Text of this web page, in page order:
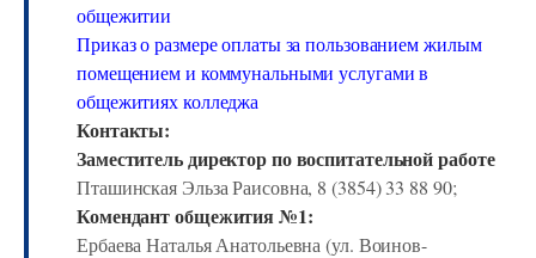
общежитии
Приказ о размере оплаты за пользованием жилым
помещением и коммунальными услугами в
общежитиях колледжа
Контакты:
Заместитель директор по воспитательной работе
Пташинская Эльза Раисовна, 8 (3854) 33 88 90;
Комендант общежития №1:
Ербаева Наталья Анатольевна (ул. Воинов-